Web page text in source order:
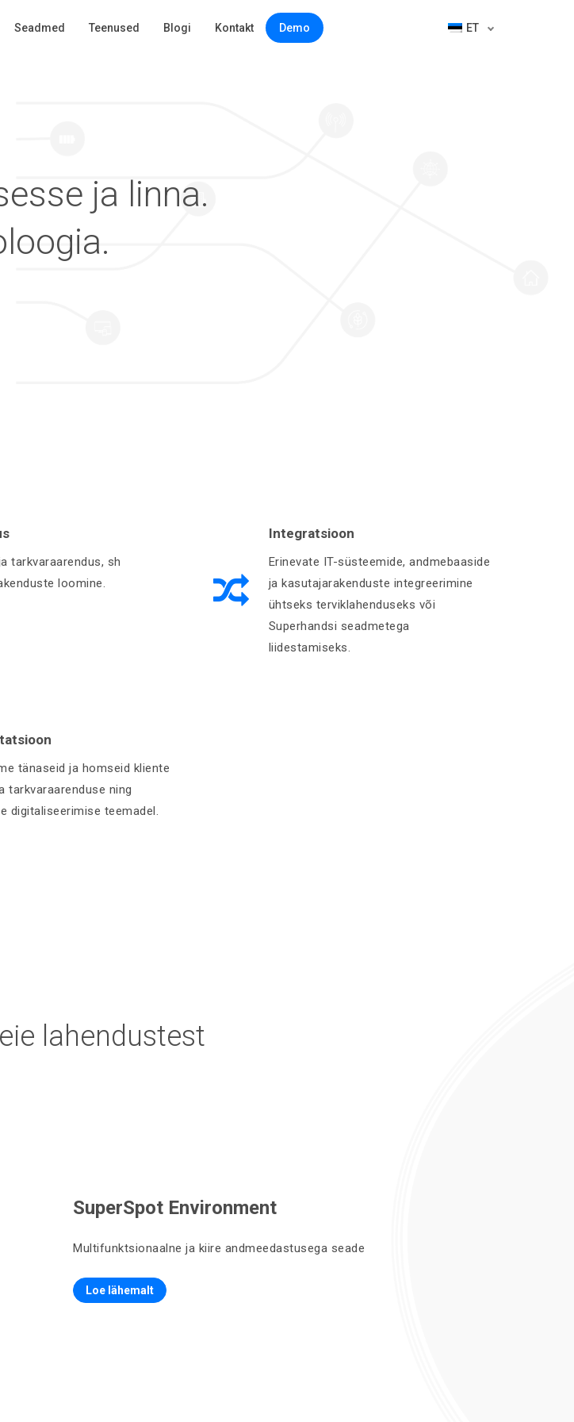
Seadmed Teenused Blogi Kontakt Demo ET
ja linna.
tarkvaraarendus, sh
loomine.
Integratsioon
Erinevate IT-süsteemide, andmebaaside
ja kasutajarakenduste integreerimine
ühtseks terviklahenduseks või
Superhandsi seadmetega
liidestamiseks.
tänaseid ja homseid kliente
tarkvaraarenduse ning
digitaliseerimise teemadel.
lahendustest
SuperSpot Environment
Multifunktsionaalne ja kiire andmeedastusega seade
Loe lähemalt